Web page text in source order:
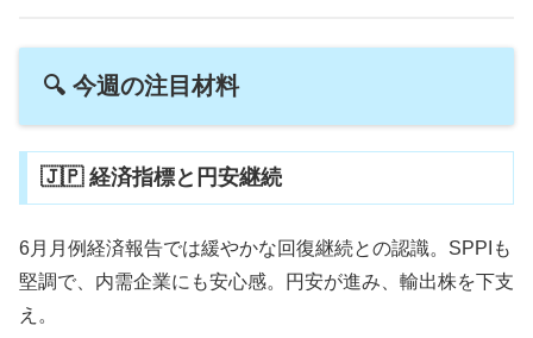
🔍 今週の注目材料
🇯🇵 経済指標と円安継続
6月月例経済報告では緩やかな回復継続との認識。SPPIも
堅調で、内需企業にも安心感。円安が進み、輸出株を下支
え。